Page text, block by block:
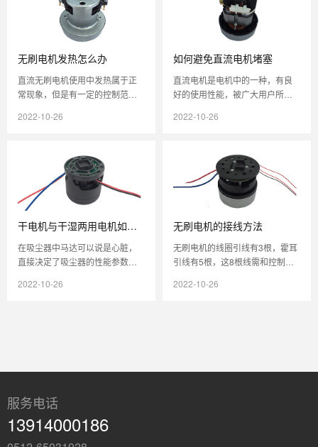
无刷电机发热怎么办
直流无刷电机使用中发热属于正
常现象，但是有一定的控制范
方面来认识：1.线圈有电阻，电流
2022-10-26
如何避免直流电机堵塞
直流电机是电机中的一种，有良
好的使用性能，被广大用户所使
现问题，直流电机也不例外，尤
2022-10-26
干电机与干湿两用电机如何
区分？
在吸尘器中马达可以说是心脏，
直接决定了吸尘器的性能参数，
中显得较为关键。那么在吸尘器
2022-10-26
无刷电机的接线方法
无刷电机的线圈引线有3根，霍耳
引线有5根，这8根线需和控制器
不能正常转动。一般来讲，60度
2022-10-26
服务电话
13914000186